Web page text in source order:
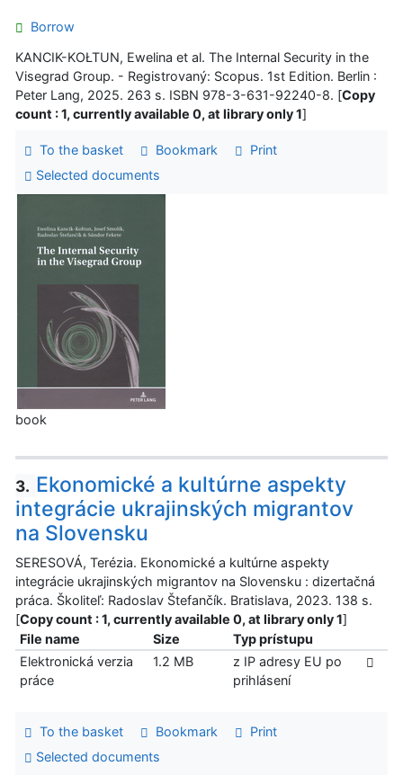
Borrow
KANCIK-KOŁTUN, Ewelina et al. The Internal Security in the
Visegrad Group. - Registrovaný: Scopus. 1st Edition. Berlin :
Peter Lang, 2025. 263 s. ISBN 978-3-631-92240-8. [Copy
count : 1, currently available 0, at library only 1]
To the basket Bookmark
Print
Selected documents
book
3. Ekonomické a kultúrne aspekty
integrácie ukrajinských migrantov
na Slovensku
SERESOVÁ, Terézia. Ekonomické a kultúrne aspekty
integrácie ukrajinských migrantov na Slovensku : dizertačná
práca. Školiteľ: Radoslav Štefančík. Bratislava, 2023. 138 s.
[Copy count : 1, currently available 0, at library only 1]
File name
Size
Typ prístupu
Elektronická verzia
práce
1.2 MB
z IP adresy EU po
prihlásení
To the basket Bookmark
Print
Selected documents